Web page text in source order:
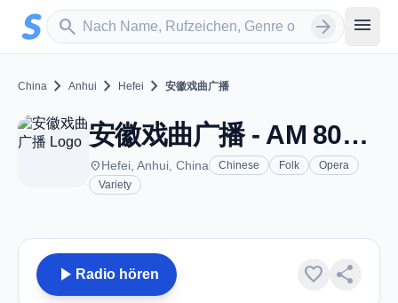
Zum Hauptinhalt springen
search
Sender suchen arrow_forward menu
China chevron_right Anhui chevron_right Hefei chevron_right 安徽戏曲广播
安徽戏曲广播 - AM 801 - Hefei
placeHefei, Anhui, China Chinese Folk
Opera
Variety
play_arrow Radio hören favorite share